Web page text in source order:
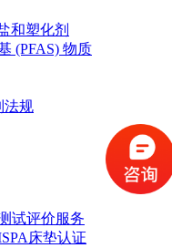
和塑化剂
(PFAS) 物质
法规
试评价服务
床垫认证